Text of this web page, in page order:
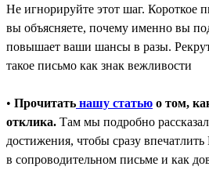
Не игнорируйте этот шаг. Короткое
вы объясняете, почему именно вы
повышает ваши шансы в разы.
такое письмо как знак вежливости
• Прочитать нашу статью о том,
отклика. Там мы подробно
достижения, чтобы сразу впечатлить
в сопроводительном письме и как